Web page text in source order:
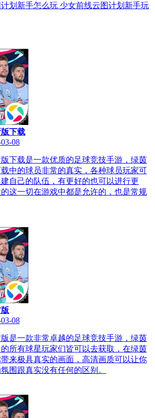
划新手怎么玩 少女前线云图计划新手玩
下载
08
下载是一款优质的足球竞技手游，绿茵
中的球员非常的真实，各种球员玩家可
自己的队伍，有更好的也可以进行更
这一切在游戏中都是允许的，也是常规
08
是一款非常卓越的足球竞技手游，绿茵
所有球星玩家们皆可以去获取，在绿茵
来极具真实的画面，高清画质可以让你
围跟真实没有任何的区别。